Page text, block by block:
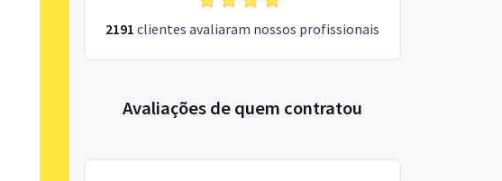
2191 clientes avaliaram nossos profissionais
Avaliações de quem contratou